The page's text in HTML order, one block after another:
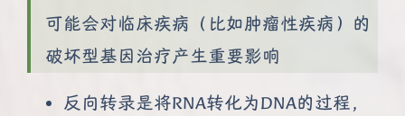
可能会对临床疾病（比如肿瘤性疾病）的
破坏型基因治疗产生重要影响
反向转录是将RNA转化为DNA的过程，